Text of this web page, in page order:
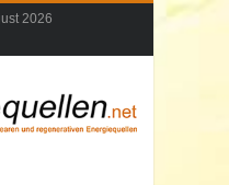
2026